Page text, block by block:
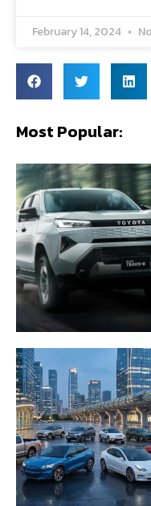
February 14, 2024
Most Popular: